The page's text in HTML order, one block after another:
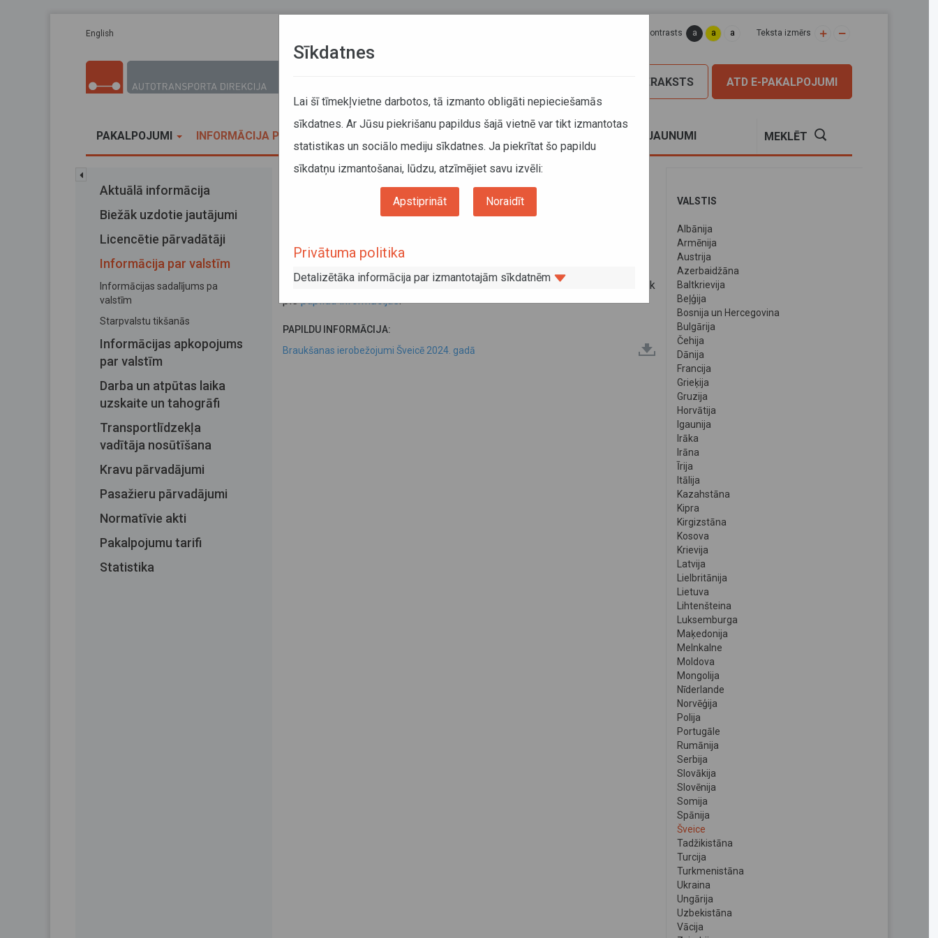
English Lapas kontrasts a a a Teksta izmērs
ATD E-PAKALPOJUMI
PIERAKSTS
PAKALPOJUMI INFORMĀCIJA PĀRVADĀTĀJIEM JAUNUMI MEKLĒT
Aktuālā informācija
Biežāk uzdotie jautājumi
Licencētie pārvadātāji
Informācija par valstīm
Informācijas sadalījums pa
valstīm
Starpvalstu tikšanās
Informācijas apkopojums
par valstīm
Darba un atpūtas laika
uzskaite un tahogrāfi
Transportlīdzekļa
vadītāja nosūtīšana
Kravu pārvadājumi
Pasažieru pārvadājumi
Normatīvie akti
Pakalpojumu tarifi
Statistika
Braukšanas ierobežojumi Šveicē 2024. gadā
Informāciju par braukšanas ierobežojumiem Šveicē 2024. gadā skatīt zemāk
piepapildu informācijas.
PAPILDU INFORMĀCIJA:
Braukšanas ierobežojumi Šveicē 2024. gadā
VALSTIS
Albānija
Armēnija
Austrija
Azerbaidžāna
Baltkrievija
Beļģija
Bosnija un Hercegovina
Bulgārija
Čehija
Dānija
Francija
Grieķija
Gruzija
Horvātija
Igaunija
Irāka
Irāna
Īrija
Itālija
Kazahstāna
Kipra
Kirgizstāna
Kosova
Krievija
Latvija
Lielbritānija
Lietuva
Lihtenšteina
Luksemburga
Maķedonija
Melnkalne
Moldova
Mongolija
Nīderlande
Norvēģija
Polija
Portugāle
Rumānija
Serbija
Slovākija
Slovēnija
Somija
Spānija
Šveice
Tadžikistāna
Turcija
Turkmenistāna
Ukraina
Ungārija
Uzbekistāna
Vācija
Sīkdatnes
Lai šī tīmekļvietne darbotos, tā izmanto obligāti nepieciešamās
sīkdatnes. Ar Jūsu piekrišanu papildus šajā vietnē var tikt izmantotas
statistikas un sociālo mediju sīkdatnes. Ja piekrītat šo papildu
sīkdatņu izmantošanai, lūdzu, atzīmējiet savu izvēli:
Apstiprināt Noraidīt
Privātuma politika
Detalizētāka informācija par izmantotajām sīkdatnēm